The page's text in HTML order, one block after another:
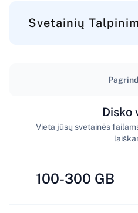
Svetainių
100-300 GB
Disko
Vieta jūsų svetainės